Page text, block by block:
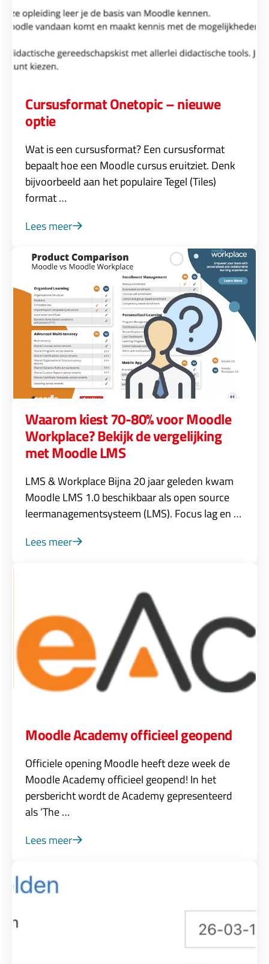
Cursusformat Onetopic – nieuwe
optie
Wat is een cursusformat? Een cursusformat
bepaalt hoe een Moodle cursus eruitziet. Denk
bijvoorbeeld aan het populaire Tegel (Tiles)
format …
Lees meer
Waarom kiest 70-80% voor Moodle
Workplace? Bekijk de vergelijking
met Moodle LMS
LMS & Workplace Bijna 20 jaar geleden kwam
Moodle LMS 1.0 beschikbaar als open source
leermanagementsysteem (LMS). Focus lag en …
Lees meer
Moodle Academy officieel geopend
Officiele opening Moodle heeft deze week de
Moodle Academy officieel geopend! In het
persbericht wordt de Academy gepresenteerd
als ‘The …
Lees meer